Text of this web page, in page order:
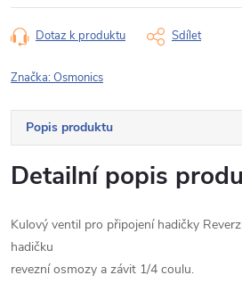
Dotaz k produktu Sdílet
Značka:Osmonics
Popis produktu
Detailní popis
Kulový ventil pro připojení hadičky
hadičku
revezní osmozy a závit 1/4 coulu.